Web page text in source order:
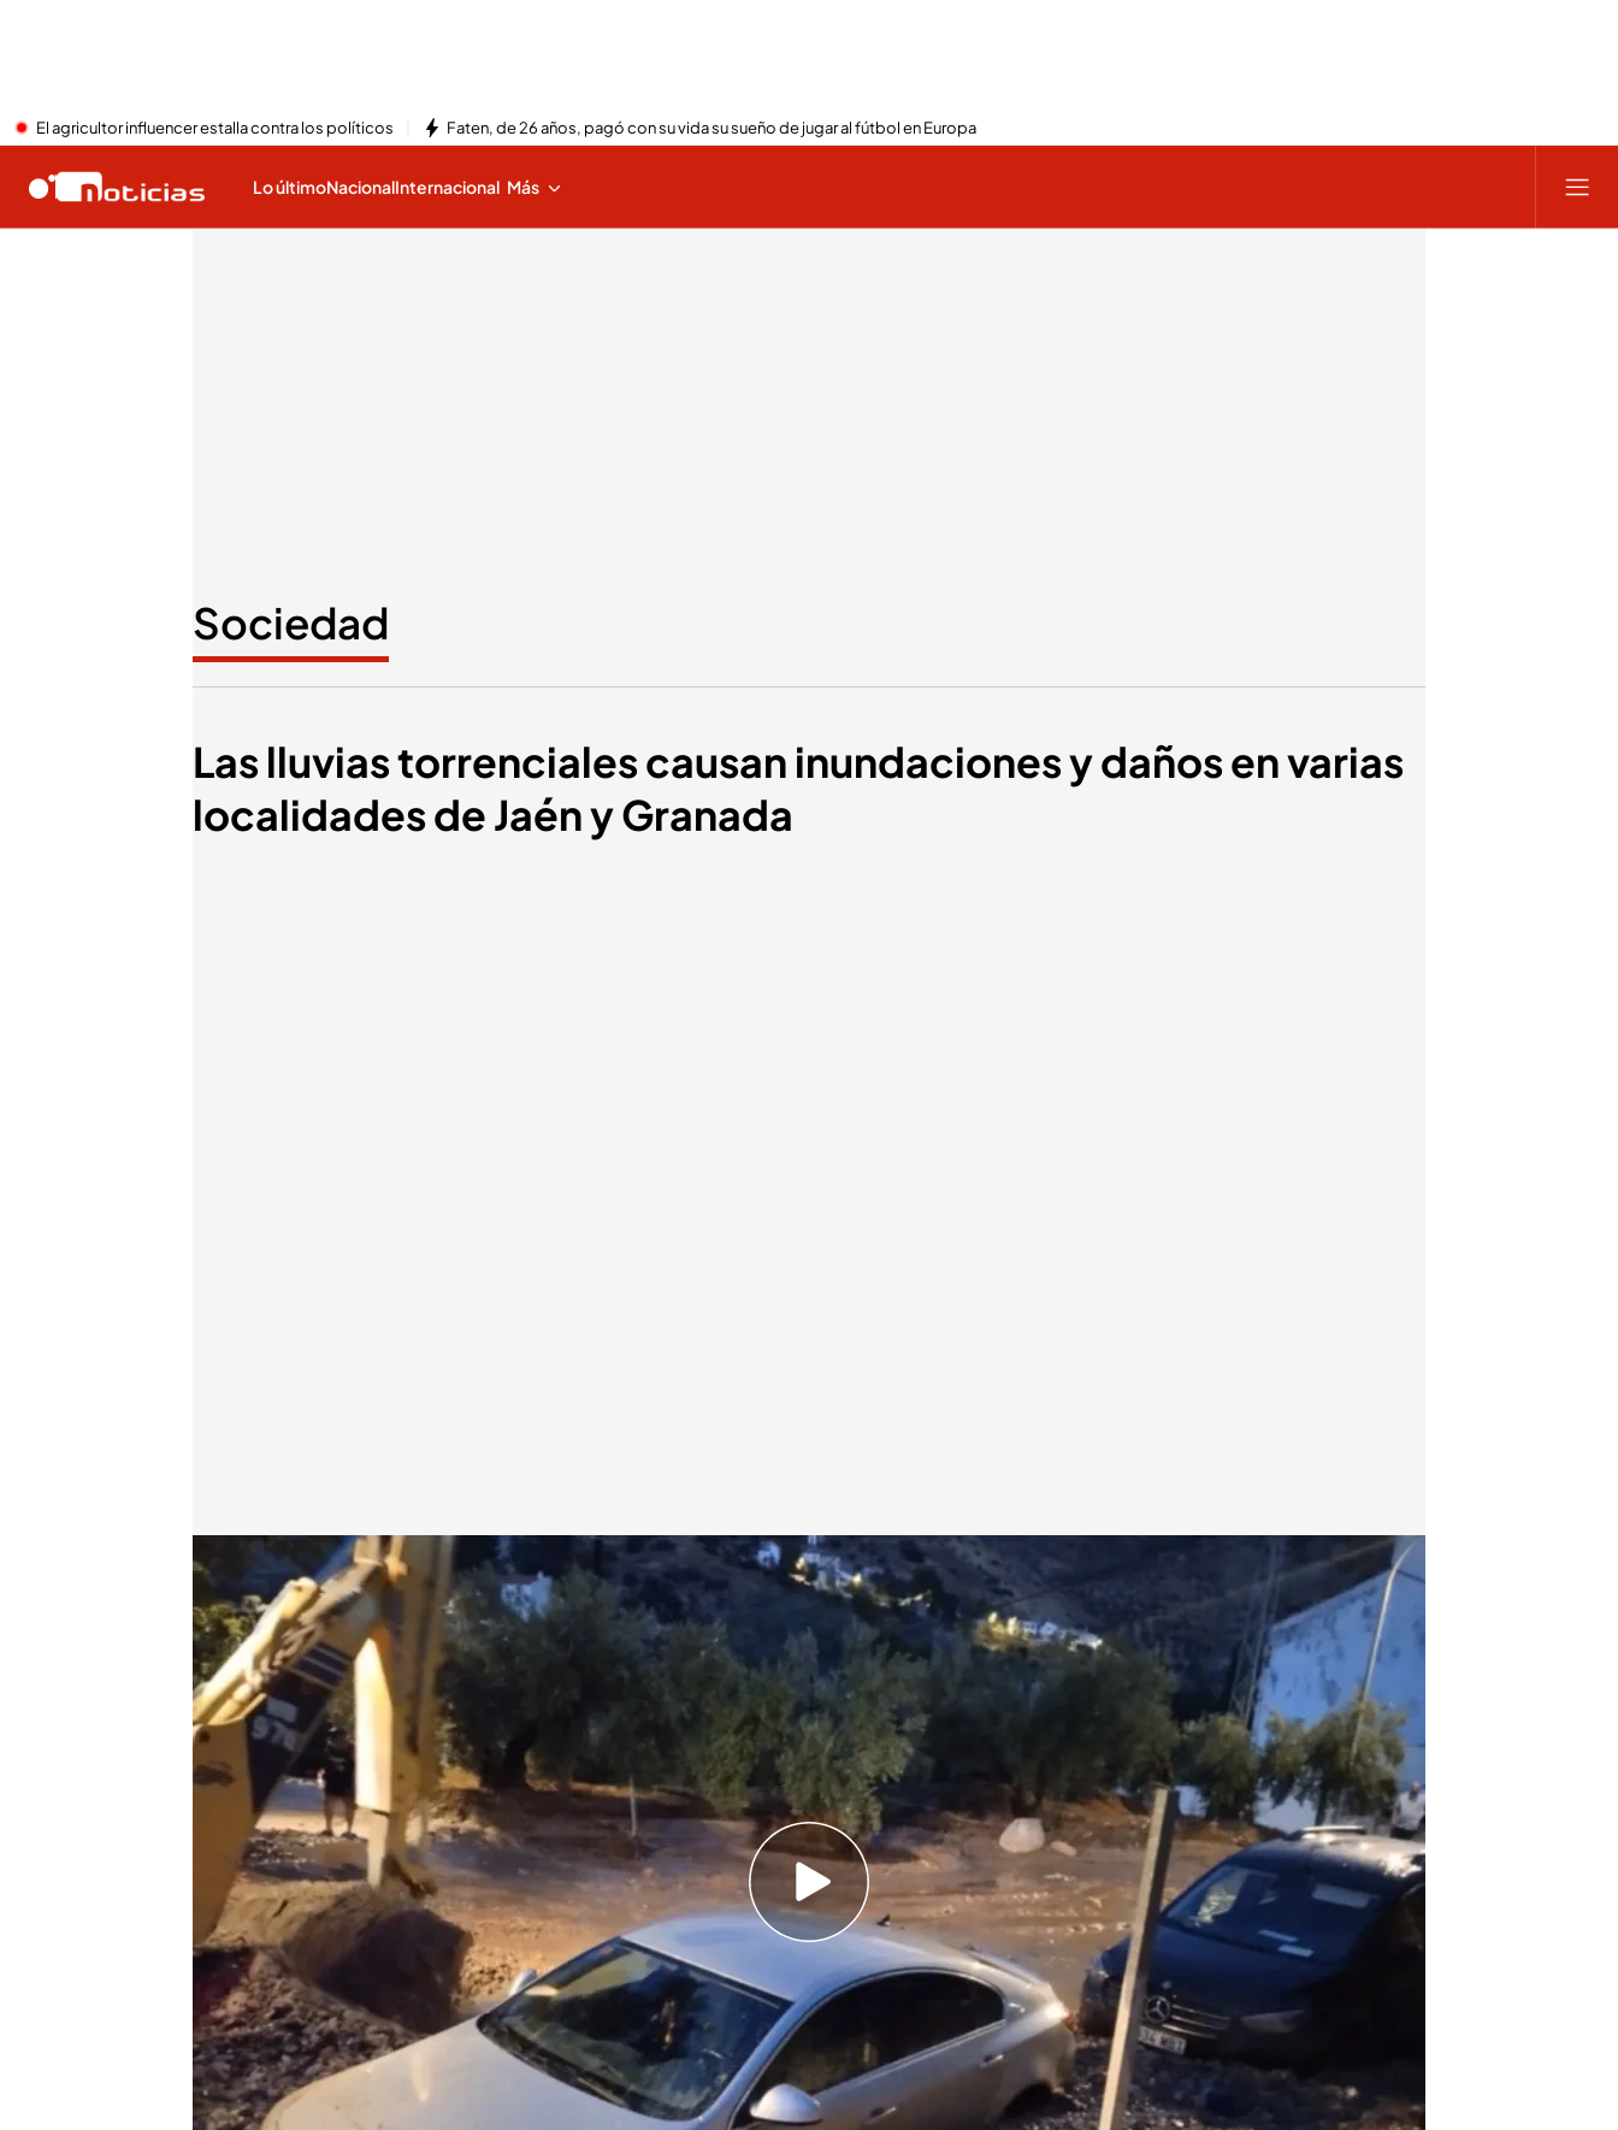
El agricultor influencer estalla contra los políticos Faten, de 26 años, pagó con su vida su sueño de jugar al fútbol en Europa
Lo últimoNacionalInternacional Más
Sociedad
Las lluvias torrenciales causan inundaciones y daños en varias
localidades de Jaén y Granada
Las fuertes tormentas han causado diversos daños en varios puntos de Jaén y Granada
Redacción digital Noticias Cuatro Agencia EFE
22 AGO 2024 - 16:35h.
En la región de la Alpujarra (Granada) las fuertes lluvias han provocado
la crecida del río Trevélez
Un vecino de La Cerradura: “Ahora mismo estamos incomunicados,
sobre todo los de la parte de arriba"
La Dana da sus últimos coletazos cebándose con Menorca: el Consell
pedirá la declaración de zona catastrófica
Compartir
En España se mantienen lasalertas por tormentas en la mitad oriental de la
península.
Según informa Patricia Vázquez en Noticias Cuatro, es el caso